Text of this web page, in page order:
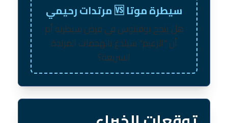
سيطرة موتا 🆚 مرتدات رحيمي
هل ينجح يوفنتوس في فرض سيطرته أم
أن "الزعيم" سيلدغ بالهجمات المرتدة
السريعة؟